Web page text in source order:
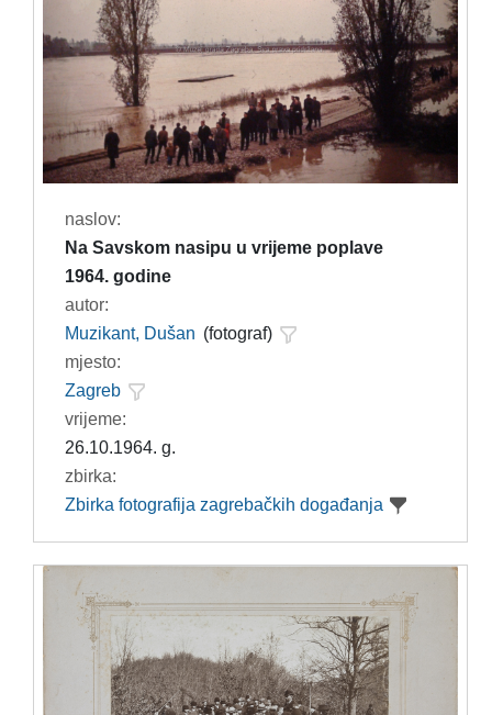
naslov:
Na Savskom nasipu u vrijeme poplave
1964. godine
autor:
Muzikant, Dušan (fotograf)
mjesto:
Zagreb
vrijeme:
26.10.1964. g.
zbirka:
Zbirka fotografija zagrebačkih događanja